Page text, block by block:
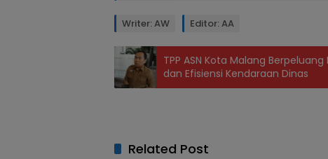
Writer: AW Editor: AA
TPP ASN Kota Malang
dan Efisiensi Kendaraan Dinas
Related Post